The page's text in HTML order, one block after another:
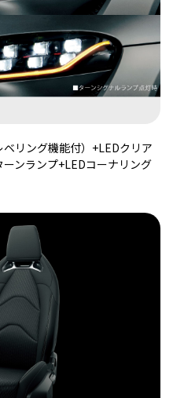
リング機能付）+LEDクリア
ンランプ+LEDコーナリング